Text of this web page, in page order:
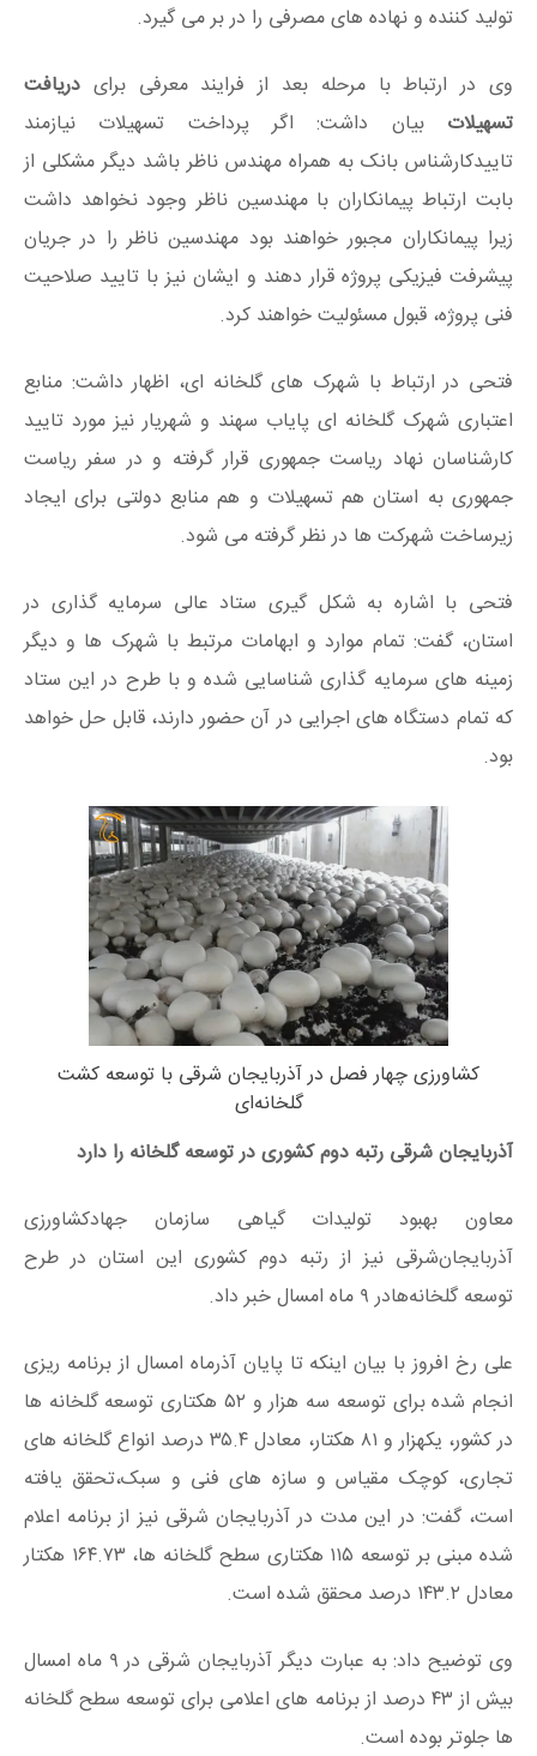
تولید کننده و نهاده های مصرفی را در بر می گیرد.
وی در ارتباط با مرحله بعد از فرایند معرفی برای دریافت
تسهیلات بیان داشت: اگر پرداخت تسهیلات نیازمند
تاییدکارشناس بانک به همراه مهندس ناظر باشد دیگر مشکلی از
بابت ارتباط پیمانکاران با مهندسین ناظر وجود نخواهد داشت
زیرا پیمانکاران مجبور خواهند بود مهندسین ناظر را در جریان
پیشرفت فیزیکی پروژه قرار دهند و ایشان نیز با تایید صلاحیت
فنی پروژه، قبول مسئولیت خواهند کرد.
فتحی در ارتباط با شهرک های گلخانه ای، اظهار داشت: منابع
اعتباری شهرک گلخانه ای پایاب سهند و شهریار نیز مورد تایید
کارشناسان نهاد ریاست جمهوری قرار گرفته و در سفر ریاست
جمهوری به استان هم تسهیلات و هم منابع دولتی برای ایجاد
زیرساخت شهرکت ها در نظر گرفته می شود.
فتحی با اشاره به شکل گیری ستاد عالی سرمایه گذاری در
استان، گفت: تمام موارد و ابهامات مرتبط با شهرک ها و دیگر
زمینه های سرمایه گذاری شناسایی شده و با طرح در این ستاد
که تمام دستگاه های اجرایی در آن حضور دارند، قابل حل خواهد
بود.
کشاورزی چهار فصل در آذربایجان‌ شرقی با توسعه کشت
گلخانه‌ای
آذربایجان شرقی رتبه دوم کشوری در توسعه گلخانه را دارد
معاون بهبود تولیدات گیاهی سازمان جهادکشاورزی
آذربایجان‌شرقی نیز از رتبه دوم کشوری این استان در طرح
توسعه گلخانه‌هادر ۹ ماه امسال خبر داد.
علی رخ افروز با بیان اینکه تا پایان آذرماه امسال از برنامه ریزی
انجام شده برای توسعه سه هزار و ۵۲ هکتاری توسعه گلخانه ها
در کشور، یکهزار و ۸۱ هکتار، معادل ۳۵.۴ درصد انواع گلخانه های
تجاری، کوچک مقیاس و سازه های فنی و سبک،تحقق یافته
است، گفت: در این مدت در آذربایجان شرقی نیز از برنامه اعلام
شده مبنی بر توسعه ۱۱۵ هکتاری سطح گلخانه ها، ۱۶۴.۷۳ هکتار
معادل ۱۴۳.۲ درصد محقق شده است.
وی توضیح داد: به عبارت دیگر آذربایجان شرقی در ۹ ماه امسال
بیش از ۴۳ درصد از برنامه های اعلامی برای توسعه سطح گلخانه
ها جلوتر بوده است.